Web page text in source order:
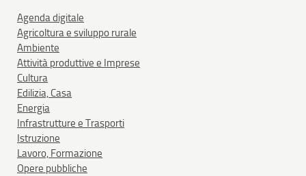
Agenda digitale
Agricoltura e sviluppo rurale
Ambiente
Attività produttive e Imprese
Cultura
Edilizia, Casa
Energia
Infrastrutture e Trasporti
Istruzione
Lavoro, Formazione
Opere pubbliche